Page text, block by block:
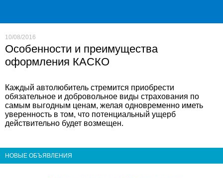
10/08/2016
Особенности и преимущества
оформления КАСКО
Каждый автолюбитель стремится приобрести
обязательное и добровольное виды страхования по
самым выгодным ценам, желая одновременно иметь
уверенность в том, что потенциальный ущерб
действительно будет возмещен.
НОВЫЕ ОБЪЯВЛЕНИЯ